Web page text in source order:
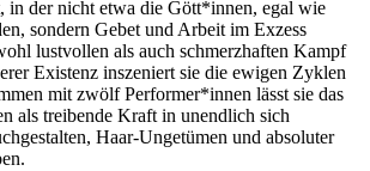
in der nicht etwa die Gött*innen, egal wie
sondern Gebet und Arbeit im Exzess
lustvollen als auch schmerzhaften Kampf
Existenz inszeniert sie die ewigen Zyklen
mit zwölf Performer*innen lässt sie das
als treibende Kraft in unendlich sich
Haar-Ungetümen und absoluter